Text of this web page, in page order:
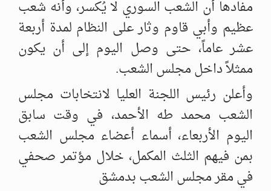
مفادها أن الشعب السوري لا يُكسر، وأنه ‌‏شعب
عظيم وأبي قاوم وثار على النظام لمدة أربعة
عشر عاماً، حتى وصل اليوم إلى أن ‌‏يكون
ممثلاً داخل مجلس الشعب.‏
وأعلن رئيس اللجنة العليا لانتخابات مجلس
الشعب محمد طه الأحمد، في وقت سابق
اليوم ‌‏الأربعاء، أسماء أعضاء مجلس الشعب
بمن فيهم الثلث المكمل، خلال مؤتمر صحفي
في ‌‏مقر مجلس الشعب بدمشق